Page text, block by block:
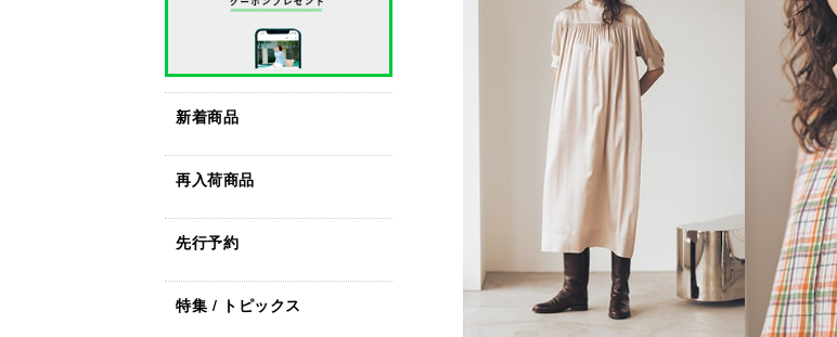
新着商品
再入荷商品
先行予約
特集 / トピックス